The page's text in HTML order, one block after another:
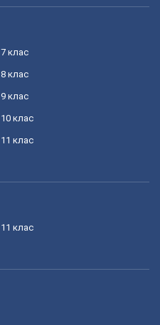
7 клас
8 клас
9 клас
10 клас
11 клас
11 клас